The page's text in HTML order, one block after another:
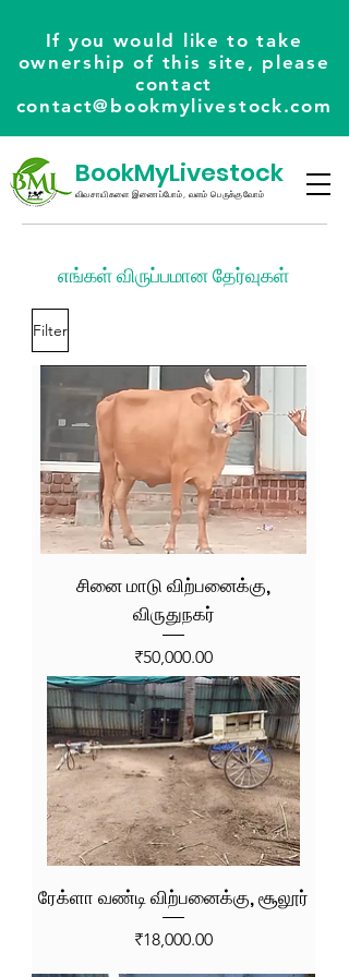
If you would like to take
ownership of this site, please
contact
contact@bookmylivestock.com
BookMyLivestock
விவசாயிகளை இணைப்போம், வளம் பெருக்குவோம்
எங்கள் விருப்பமான தேர்வுகள்
Filter
சினை மாடு விற்பனைக்கு,
விருதுநகர்
Price
₹50,000.00
ரேக்ளா வண்டி விற்பனைக்கு, சூலூர்
Price
₹18,000.00